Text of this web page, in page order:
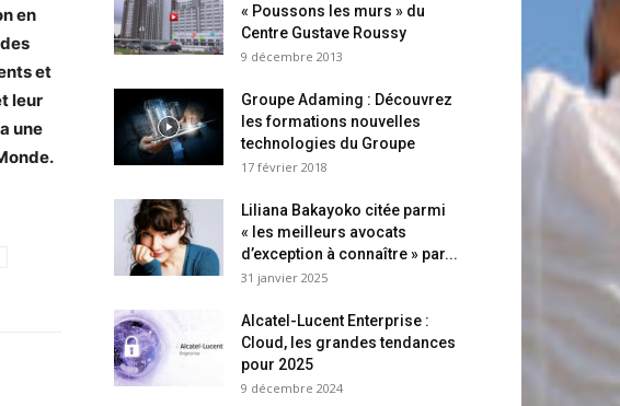
en
et
leur
une
« Poussons les murs » du
Centre Gustave Roussy
9 décembre 2013
Groupe Adaming : Découvrez
les formations nouvelles
technologies du Groupe
17 février 2018
Liliana Bakayoko citée parmi
« les meilleurs avocats
d’exception à connaître » par...
31 janvier 2025
Alcatel-Lucent Enterprise :
Cloud, les grandes tendances
pour 2025
9 décembre 2024